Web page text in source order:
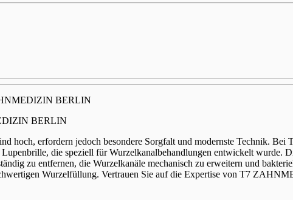
BERLIN
BERLIN
hoch, erfordern jedoch besondere Sorgfalt und modernste Technik.
die speziell für Wurzelkanalbehandlungen entwickelt wurde.
zu entfernen, die Wurzelkanäle mechanisch zu erweitern und
Wurzelfüllung. Vertrauen Sie auf die Expertise von T7